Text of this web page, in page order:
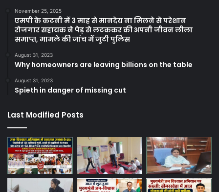
November 25, 2025
एमपी के कटनी में 3 माह से मानदेय ना मिलने से परेशान
रोजगार सहायक ने पेड़ से लटककर की अपनी जीवन लीला
समाप्त, मामले की जांच में जुटी पुलिस
August 31, 2023
Why homeowners are leaving billions on the table
August 31, 2023
Spieth in danger of missing cut
Last Modified Posts